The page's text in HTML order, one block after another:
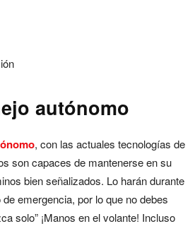
autónomo
, con las actuales tecnologías de
son capaces de mantenerse en su
bien señalizados. Lo harán durante
emergencia, por lo que no debes
solo” ¡Manos en el volante! Incluso